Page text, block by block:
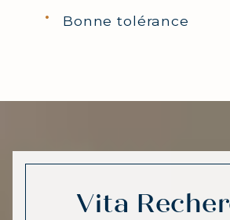
Bonne tolérance
Vita